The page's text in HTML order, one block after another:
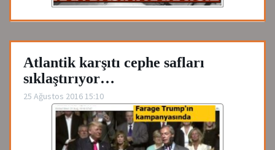
Atlantik karşıtı cephe safları
sıklaştırıyor…
25 Ağustos 2016 15:10